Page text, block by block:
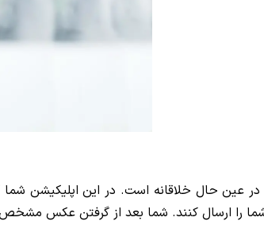
و در عین حال خلاقانه است. در این اپلیکیشن
را ارسال کنند. شما بعد از گرفتن عکس